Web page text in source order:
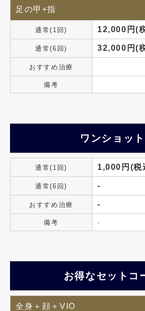
足の甲+指
通常(1回) 12,000円(
通常(6回) 32,000円(
おすすめ治療
備考
ワンショット
通常(1回) 1,000円(税
通常(6回) -
おすすめ治療 -
備考 -
お得なセットコ
全身＋顔＋VIO